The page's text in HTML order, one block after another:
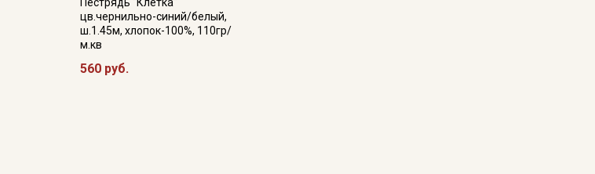
цв.чернильно-синий/белый,
ш.1.45м, хлопок-100%, 110гр/
м.кв
560 руб.